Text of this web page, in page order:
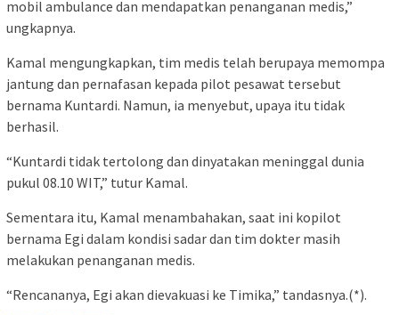
mobil ambulance dan mendapatkan penanganan medis,”
ungkapnya.
Kamal mengungkapkan, tim medis telah berupaya memompa
jantung dan pernafasan kepada pilot pesawat tersebut
bernama Kuntardi. Namun, ia menyebut, upaya itu tidak
berhasil.
“Kuntardi tidak tertolong dan dinyatakan meninggal dunia
pukul 08.10 WIT,” tutur Kamal.
Sementara itu, Kamal menambahakan, saat ini kopilot
bernama Egi dalam kondisi sadar dan tim dokter masih
melakukan penanganan medis.
“Rencananya, Egi akan dievakuasi ke Timika,” tandasnya.(*).